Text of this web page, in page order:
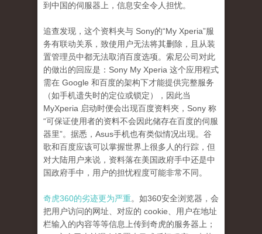
到中国的伺服器上，信息安全令人担忧。
追查发现，这个资料夹与 Sony的“My Xperia”服
务有联动关系，致使用户无法将其删除，且从装
置管理员中都无法取消百度选项。索尼公司对此
的做出的回应是：Sony My Xperia 这个应用程式
需在 Google 和百度的架构下才能提供完整服务
（如手机遗失时的定位或锁定），因此当
MyXperia 启动时便会出现百度资料夾，Sony 称
“可保证使用者的资料不会因此储存在百度的伺服
器里”。据悉，Asus手机也有类似情况出现。谷
歌和百度应该可以掌握世界上很多人的行踪，但
对大陆用户来说，资料落在美国政府手中还是中
国政府手中，用户的担忧程度可能非常不同。
奇虎360的劣迹更为严重。如360安全浏览器，会
把用户访问的网址、对应的 cookie、用户在地址
栏输入的内容等等信息上传到奇虎的服务器上；